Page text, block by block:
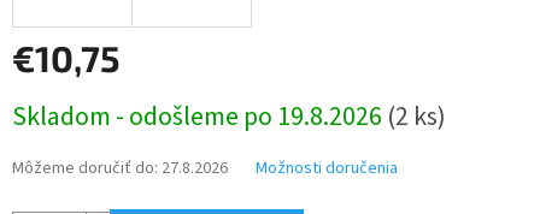
€10,75
cena:
Skladom - odošleme po 19.8.2026 (2 ks)
Môžeme doručiť do: 27.8.2026 Možnosti doručenia